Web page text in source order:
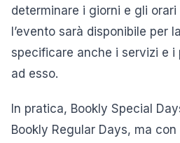
determinare i giorni e gli
l’evento sarà disponibile per
specificare anche i servizi e
ad esso.
In pratica, Bookly Special
Bookly Regular Days, ma